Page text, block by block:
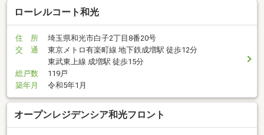
ローレルコート和光
住 所
埼玉県和光市白子2丁目8番20号
交 通
東京メトロ有楽町線 地下鉄成増駅 徒歩12分
東武東上線 成増駅 徒歩15分
総戸数
119戸
築年月
令和5年1月
オープンレジデンシア和光フロント